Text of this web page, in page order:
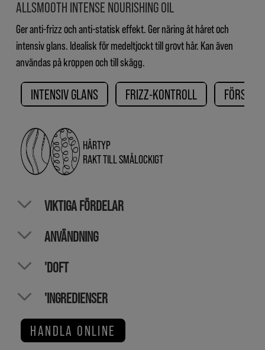
ALLSMOOTH INTENSE NOURISHING OIL
Ger anti-frizz och anti-statisk effekt. Ger näring åt håret och
intensiv glans. Idealisk för medeltjockt till grovt hår. Kan även
användas på kroppen och till skägg.
INTENSIV GLANS FRIZZ-KONTROLL
HÅRTYP
RAKT TILL SMÅLOCKIGT
VIKTIGA FÖRDELAR
ANVÄNDNING
'DOFT
'INGREDIENSER
HANDLA ONLINE